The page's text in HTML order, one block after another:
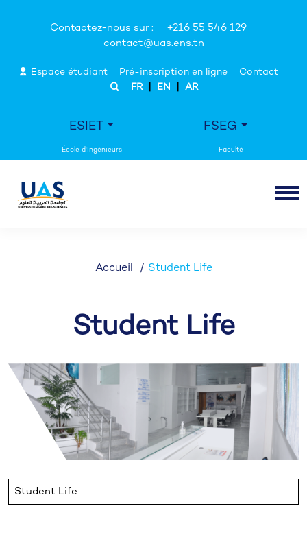
Contactez-nous sur :
+216 55 546 129
contact@uas.ens.tn
Espace étudiant Pré-inscription en ligne
Contact
FR
EN AR
ESIET FSEG
Accueil Student Life
Student Life
Student Life